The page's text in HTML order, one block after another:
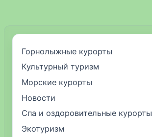
Горнолыжные курорты
Культурный туризм
Морские курорты
Новости
Спа и оздоровительные курорты
Экотуризм